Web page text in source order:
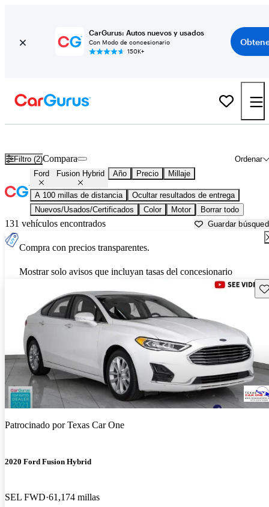
CarGurus: Autos nuevos y usados
Con Modo de concesionario
150K+
Filtro (2) Ordenar
Compara
Ford Fusion Hybrid Año Precio Millaje
A 100 millas de distancia
Ocultar resultados de entrega
Nuevos/Usados/Certificados
Color Motor Borrar todo
131 vehículos encontrados Guardar
Compra con precios transparentes.
Mostrar solo avisos que incluyan tasas del concesionario
Patrocinado porTexas Car One
2020 Ford Fusion Hybrid
SEL FWD 61,174 millas